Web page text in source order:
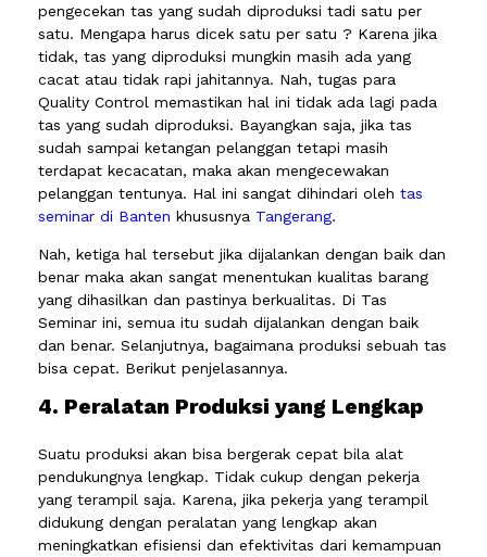
pengecekan tas yang sudah diproduksi tadi satu per
satu. Mengapa harus dicek satu per satu ? Karena jika
tidak, tas yang diproduksi mungkin masih ada yang
cacat atau tidak rapi jahitannya. Nah, tugas para
Quality Control memastikan hal ini tidak ada lagi pada
tas yang sudah diproduksi. Bayangkan saja, jika tas
sudah sampai ketangan pelanggan tetapi masih
terdapat kecacatan, maka akan mengecewakan
pelanggan tentunya. Hal ini sangat dihindari oleh tas
seminar di Banten khususnya Tangerang.
Nah, ketiga hal tersebut jika dijalankan dengan baik dan
benar maka akan sangat menentukan kualitas barang
yang dihasilkan dan pastinya berkualitas. Di Tas
Seminar ini, semua itu sudah dijalankan dengan baik
dan benar. Selanjutnya, bagaimana produksi sebuah tas
bisa cepat. Berikut penjelasannya.
4. Peralatan Produksi yang Lengkap
Suatu produksi akan bisa bergerak cepat bila alat
pendukungnya lengkap. Tidak cukup dengan pekerja
yang terampil saja. Karena, jika pekerja yang terampil
didukung dengan peralatan yang lengkap akan
meningkatkan efisiensi dan efektivitas dari kemampuan